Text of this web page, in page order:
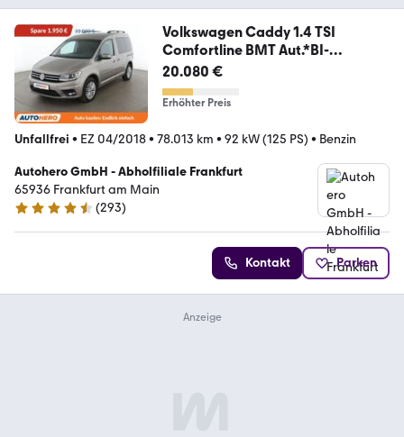
Volkswagen Caddy 1.4 TSI
Comfortline BMT Aut.*BI-
XENON*PDC*
20.080 €
Erhöhter Preis
Unfallfrei • EZ 04/2018• 78.013 km • 92 kW (125 PS) • Benzin
Autohero GmbH - Abholfiliale Frankfurt
65936 Frankfurt am Main
4.6 Sterne
(293)
Kontakt Parken